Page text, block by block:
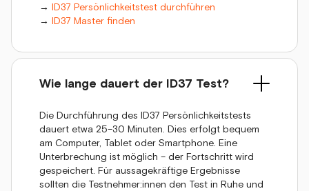
→ ID37 Persönlichkeitstest durchführen
→ ID37 Master finden
Wie lange dauert der ID37 Test?
Die Durchführung des ID37 Persönlichkeitstests
dauert etwa 25–30 Minuten. Dies erfolgt bequem
am Computer, Tablet oder Smartphone. Eine
Unterbrechung ist möglich – der Fortschritt wird
gespeichert. Für aussagekräftige Ergebnisse
sollten die Testnehmer:innen den Test in Ruhe und